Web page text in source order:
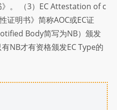
。 （3）EC Attestation of c
明书》简称AOC或EC证
Body简写为NB）颁发
NB才有资格颁发EC Type的